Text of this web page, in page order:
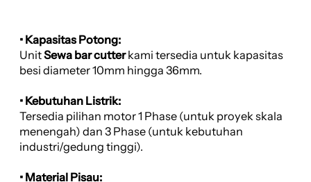
• Kapasitas Potong:
UnitSewa bar cutterkami tersedia untuk kapasitas
besi diameter 10mm hingga 36mm.
• Kebutuhan Listrik:
Tersedia pilihan motor 1 Phase (untuk proyek skala
menengah) dan 3 Phase (untuk kebutuhan
industri/gedung tinggi).
• Material Pisau: